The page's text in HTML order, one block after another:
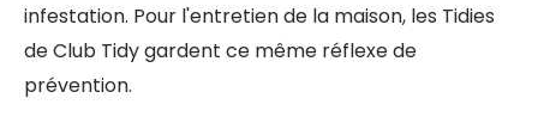
infestation. Pour l'entretien de la maison, les Tidies
de Club Tidy gardent ce même réflexe de
prévention.